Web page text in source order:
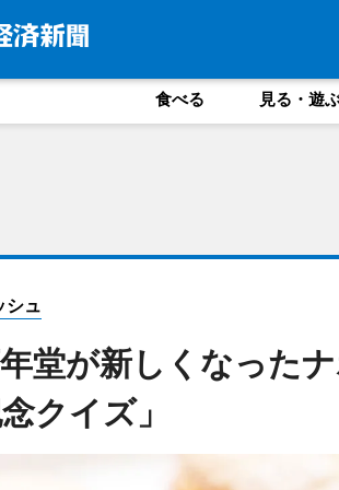
食べる 見る・遊
シュ
堂が新しくなった
クイズ」